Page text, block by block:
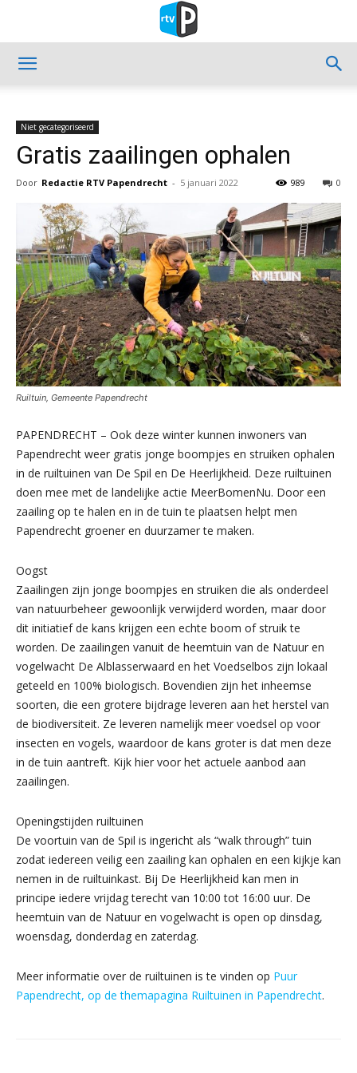
Niet gecategoriseerd
Gratis zaailingen ophalen
Door Redactie RTV Papendrecht - 5 januari 2022 0
989
Ruiltuin, Gemeente Papendrecht
PAPENDRECHT – Ook deze winter kunnen inwoners van
Papendrecht weer gratis jonge boompjes en struiken ophalen
in de ruiltuinen van De Spil en De Heerlijkheid. Deze ruiltuinen
doen mee met de landelijke actie MeerBomenNu. Door een
zaailing op te halen en in de tuin te plaatsen helpt men
Papendrecht groener en duurzamer te maken.
Oogst
Zaailingen zijn jonge boompjes en struiken die als onderdeel
van natuurbeheer gewoonlijk verwijderd worden, maar door
dit initiatief de kans krijgen een echte boom of struik te
worden. De zaailingen vanuit de heemtuin van de Natuur en
vogelwacht De Alblasserwaard en het Voedselbos zijn lokaal
geteeld en 100% biologisch. Bovendien zijn het inheemse
soorten, die een grotere bijdrage leveren aan het herstel van
de biodiversiteit. Ze leveren namelijk meer voedsel op voor
insecten en vogels, waardoor de kans groter is dat men deze
in de tuin aantreft. Kijk hier voor het actuele aanbod aan
zaailingen.
Openingstijden ruiltuinen
De voortuin van de Spil is ingericht als “walk through” tuin
zodat iedereen veilig een zaailing kan ophalen en een kijkje kan
nemen in de ruiltuinkast. Bij De Heerlijkheid kan men in
principe iedere vrijdag terecht van 10:00 tot 16:00 uur. De
heemtuin van de Natuur en vogelwacht is open op dinsdag,
woensdag, donderdag en zaterdag.
Meer informatie over de ruiltuinen is te vinden op Puur
Papendrecht, op de themapagina Ruiltuinen in Papendrecht.